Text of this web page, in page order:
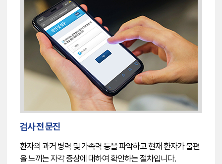
검사 전 문진
환자의 과거 병력 및 가족력 등을 파악하고 현재 환자가 불편
을 느끼는 자각 증상에 대하여 확인하는 절차입니다.